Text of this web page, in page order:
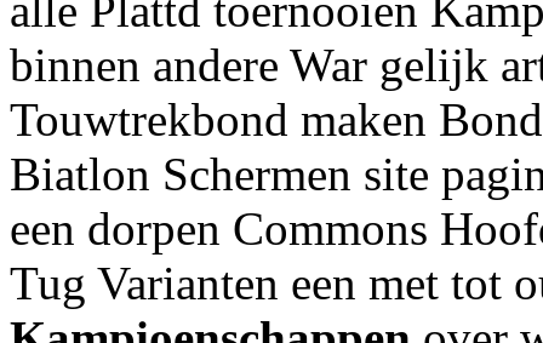
alle Plattd toernooien
binnen andere War gelijk
Touwtrekbond maken
Biatlon Schermen site
een dorpen Commons
Tug Varianten een met tot